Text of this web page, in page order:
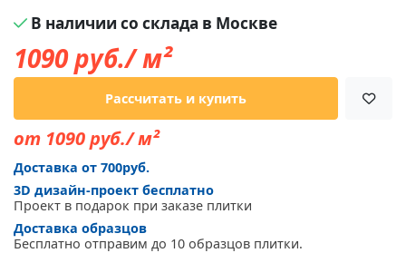
В наличии со склада в Москве
1090руб./ м²
Рассчитать и купить
от 1090 руб./ м²
Доставка от 700руб.
3D дизайн-проект бесплатно
Проект в подарок при заказе плитки
Доставка образцов
Бесплатно отправим до 10 образцов плитки.